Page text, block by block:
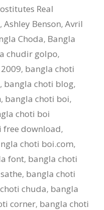
Real
, Ashley Benson, Avril
Choda, Bangla
chudir golpo,
, bangla choti
, bangla choti blog,
, bangla choti boi,
choti boi
free download,
choti boi.com,
font, bangla choti
, bangla choti
chuda, bangla
corner, bangla choti